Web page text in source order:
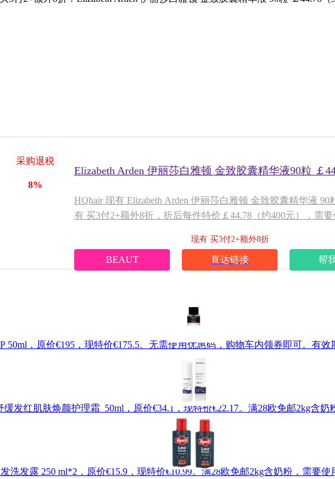
采购退税
8%
Elizabeth Arden 伊丽莎白雅顿 金致胶囊精华液90粒 ￡
HQhair 现有 Elizabeth Arden 伊丽莎白雅顿 金致胶囊精华液 90
有 买3付2+额外8折，折后每件特价￡44.78（约400元），需要
BEAUT
现有 买3付2+额外8折
直达链接 帮
，原价€195，现特价€175.5。无需使用优惠码，购物车内领券即可。有效
缓发红肌肤焕颜护理霜 50ml，原价€34.1，现特价€22.17。满28欧免邮2kg含
洗发露 250 ml*2，原价€15.9，现特价€10.99。满28欧免邮2kg含奶粉，需要